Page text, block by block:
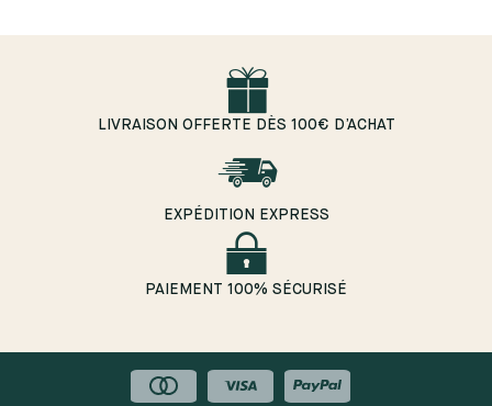
LIVRAISON OFFERTE DÈS 100€ D’ACHAT
EXPÉDITION EXPRESS
PAIEMENT 100% SÉCURISÉ